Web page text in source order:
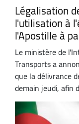
Légalisation
l'utilisation à
l'Apostille à
Le ministère de
Transports a
que la délivrance
demain jeudi, afin